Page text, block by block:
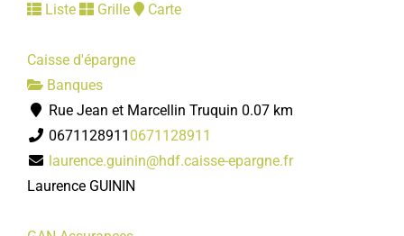
Liste
Grille Carte
Caisse d'épargne
Banques
Rue Jean et Marcellin Truquin 0.07 km
0671128911 0671128911
laurence.guinin@hdf.caisse-epargne.fr
Laurence GUININ